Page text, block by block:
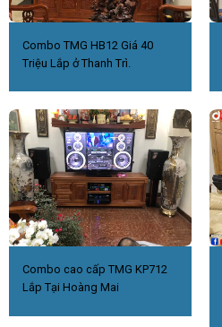
Combo TMG HB12 Giá 40
Triệu Lắp ở Thanh Trì.
Combo cao cấp TMG KP712
Lắp Tại Hoàng Mai